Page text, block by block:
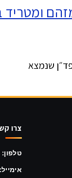
שנמצא
צרו
טלפון:
אימייל: